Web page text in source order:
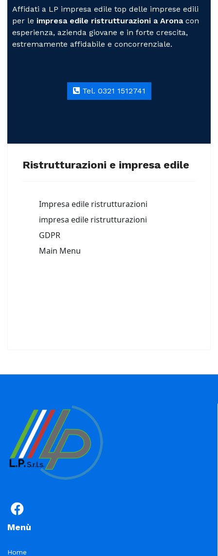
Affidati a LP impresa edile top delle imprese edili
per le impresa edile ristrutturazioni a Arona con
esperienza, azienda giovane e in forte crescita,
estremamente affidabile e concorrenziale.
Tel. 0321 1512741
Ristrutturazioni e impresa edile
Menù
Home